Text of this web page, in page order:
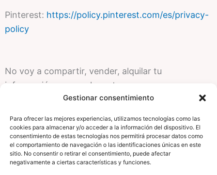
Gestionar consentimiento
Para ofrecer las mejores experiencias, utilizamos tecnologías como las
cookies para almacenar y/o acceder a la información del dispositivo. El
consentimiento de estas tecnologías nos permitirá procesar datos como
el comportamiento de navegación o las identificaciones únicas en este
sitio. No consentir o retirar el consentimiento, puede afectar
negativamente a ciertas características y funciones.
Pinterest: https://policy.pinterest.com/es/privacy-
policy
No voy a compartir, vender, alquilar tu
información personal con terceros.
Conoce tus derechos
En cualquier momento podrás acceder a tus datos
personales, así como a solicitar la rectificación de